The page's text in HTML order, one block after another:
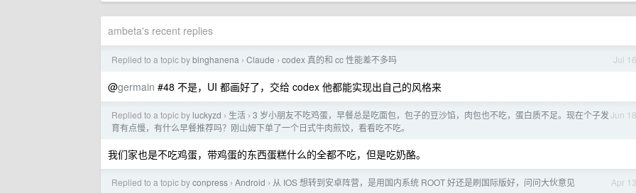
ambeta's recent replies
Jul 16
Replied to a topic bybinghanena › Claude › codex 真的和 cc 性能差不多吗
@germain #48 不是，UI 都画好了，交给 codex 他都能实现出自己的风格来
Jun 18
Replied to a topic by luckyzd › 生活 › 3 岁小朋友不吃鸡蛋，早餐总是吃面包，包子的豆沙馅，肉包也不吃，蛋白质不足。现在个子发
育有点慢，有什么早餐推荐吗？刚山姆下单了一个日式牛肉煎饺，看看吃不吃。
我们家也是不吃鸡蛋，带鸡蛋的东西蛋糕什么的全都不吃，但是吃奶酪。
Apr 13
Replied to a topic byconpress › Android › 从 IOS 想转到安卓阵营，是用国内系统 ROOT 好还是刷国际版好，问问大伙意见